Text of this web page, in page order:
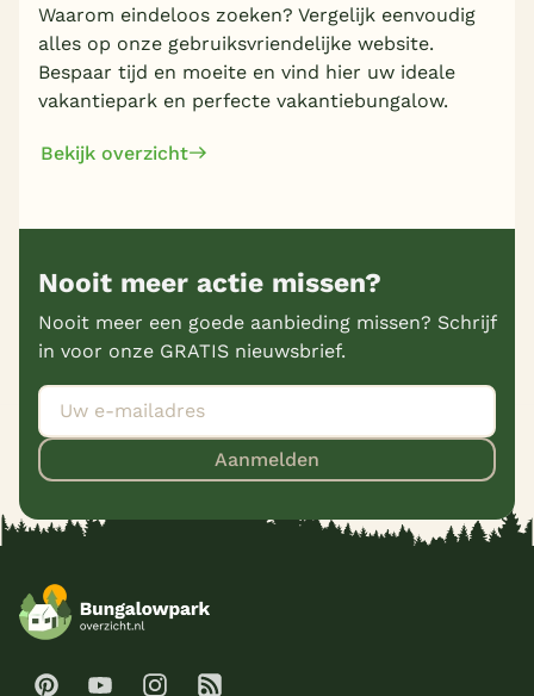
Waarom eindeloos zoeken? Vergelijk eenvoudig
alles op onze gebruiksvriendelijke website.
Bespaar tijd en moeite en vind hier uw ideale
vakantiepark en perfecte vakantiebungalow.
Bekijk overzicht
Nooit meer actie missen?
Nooit meer een goede aanbieding missen? Schrijf
in voor onze GRATIS nieuwsbrief.
Aanmelden